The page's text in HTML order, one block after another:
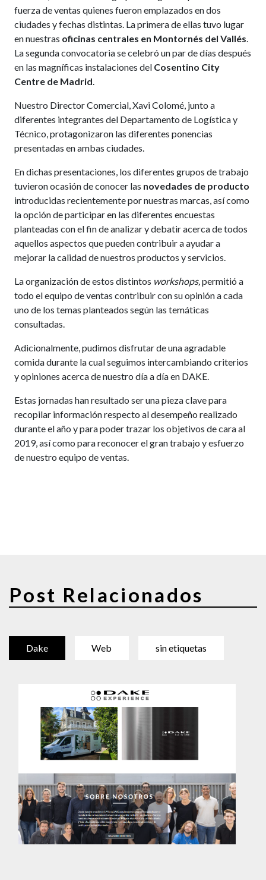
fuerza de ventas quienes fueron emplazados en dos
ciudades y fechas distintas. La primera de ellas tuvo lugar
en nuestras oficinas centrales en Montornés del Vallés.
La segunda convocatoria se celebró un par de días después
en las magníficas instalaciones del Cosentino City
Centre de Madrid.
Nuestro Director Comercial, Xavi Colomé, junto a
diferentes integrantes del Departamento de Logística y
Técnico, protagonizaron las diferentes ponencias
presentadas en ambas ciudades.
En dichas presentaciones, los diferentes grupos de trabajo
tuvieron ocasión de conocer las novedades de producto
introducidas recientemente por nuestras marcas, así como
la opción de participar en las diferentes encuestas
planteadas con el fin de analizar y debatir acerca de todos
aquellos aspectos que pueden contribuir a ayudar a
mejorar la calidad de nuestros productos y servicios.
La organización de estos distintos workshops,permitió a
todo el equipo de ventas contribuir con su opinión a cada
uno de los temas planteados según las temáticas
consultadas.
Adicionalmente, pudimos disfrutar de una agradable
comida durante la cual seguimos intercambiando criterios
y opiniones acerca de nuestro día a día en DAKE.
Estas jornadas han resultado ser una pieza clave para
recopilar información respecto al desempeño realizado
durante el año y para poder trazar los objetivos de cara al
2019, así como para reconocer el gran trabajo y esfuerzo
de nuestro equipo de ventas.
Post Relacionados
Dake Web sin etiquetas